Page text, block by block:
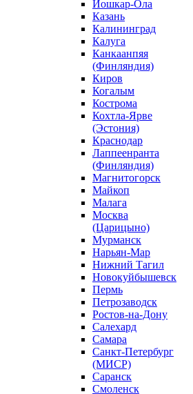
Йошкар-Ола
Казань
Калининград
Калуга
Канкаанпяя
(Финляндия)
Киров
Когалым
Кострома
Кохтла-Ярве
(Эстония)
Краснодар
Лаппеенранта
(Финляндия)
Магнитогорск
Майкоп
Малага
Москва
(Царицыно)
Мурманск
Нарьян-Мар
Нижний Тагил
Новокуйбышевск
Пермь
Петрозаводск
Ростов-на-Дону
Салехард
Самара
Санкт-Петербург
(МИСР)
Саранск
Смоленск